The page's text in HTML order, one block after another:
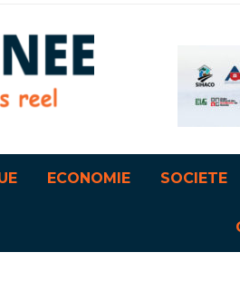
ECONOMIE SOCIETE